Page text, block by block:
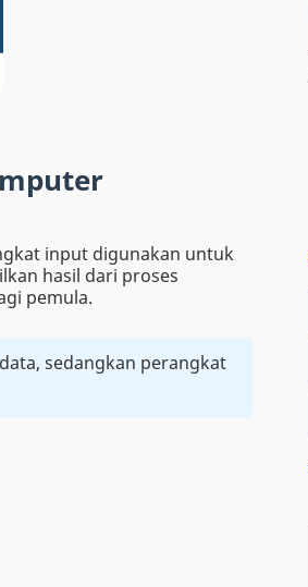
input digunakan untuk
hasil dari proses
pemula.
sedangkan perangkat